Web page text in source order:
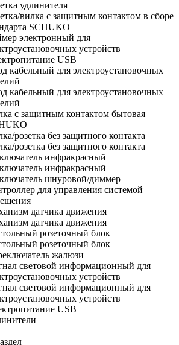
удлинителя
вилка с защитным контактом в сборе
SCHUKO
электронный для
устройств
USB
кабельный для электроустановочных
кабельный для электроустановочных
с защитным контактом бытовая
розетка без защитного контакта
розетка без защитного контакта
инфракрасный
инфракрасный
шнуровой/диммер
для управления системой
датчика движения
датчика движения
розеточный блок
розеточный блок
жалюзи
световой информационный для
устройств
световой информационный для
устройств
USB